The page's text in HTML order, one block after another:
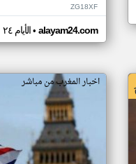
ZG18XF
الأيام ٢٤• alayam24.com
اخبار المغرب من مباشر